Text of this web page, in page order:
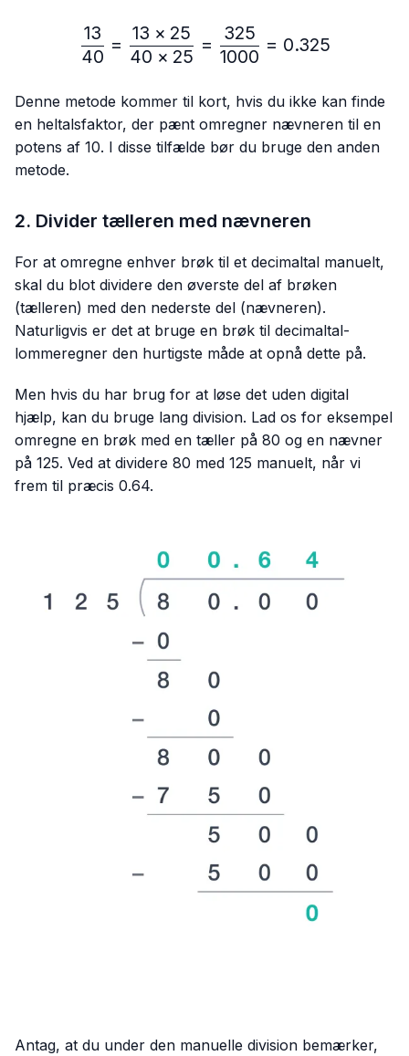
\frac{13}{40}=\frac{13
40
13
=
40 × 25
13 × 25
=
1000
325
= 0.325
Denne metode kommer til kort, hvis du ikke kan finde
en heltalsfaktor, der pænt omregner nævneren til en
potens af 10. I disse tilfælde bør du bruge den anden
metode.
2. Divider tælleren med nævneren
For at omregne enhver brøk til et decimaltal manuelt,
skal du blot dividere den øverste del af brøken
(tælleren) med den nederste del (nævneren).
Naturligvis er det at bruge en brøk til decimaltal-
lommeregner den hurtigste måde at opnå dette på.
Men hvis du har brug for at løse det uden digital
hjælp, kan du bruge lang division. Lad os for eksempel
omregne en brøk med en tæller på 80 og en nævner
på 125. Ved at dividere 80 med 125 manuelt, når vi
frem til præcis 0.64.
Antag, at du under den manuelle division bemærker,